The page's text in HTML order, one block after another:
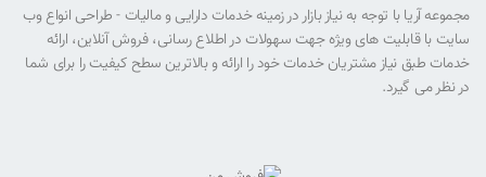
مجموعه آریا با توجه به نیاز بازار در زمینه خدمات دارایی و مالیات - طراحی انواع وب
سایت با قابلیت های ویژه جهت سهولات در اطلاع رسانی، فروش آنلاین، ارائه
خدمات طبق نیاز مشتریان خدمات خود را ارائه و بالاترین سطح کیفیت را برای شما
در نظر می گیرد.